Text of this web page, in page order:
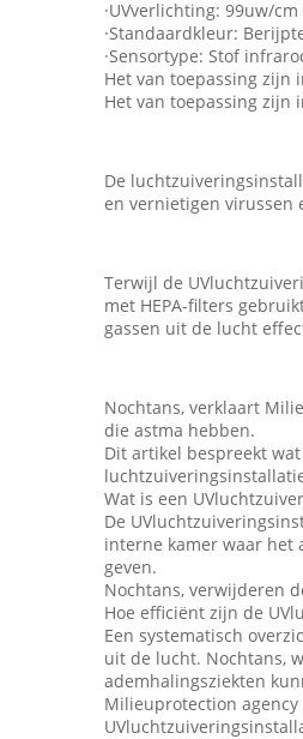
·UVverlichting: 99uw/cm
·Standaardkleur:
·Sensortype: Stof
Het van toepassing zijn
Het van toepassing zijn
De
en vernietigen virussen
Terwijl de
met HEPA-filters
gassen uit de lucht
Nochtans, verklaart
die astma hebben.
Dit artikel bespreekt
Wat is een
De
interne kamer waar het
geven.
Nochtans, verwijderen
Hoe efficiënt zijn de
Een systematisch
uit de lucht. Nochtans,
ademhalingsziekten
Milieuprotection